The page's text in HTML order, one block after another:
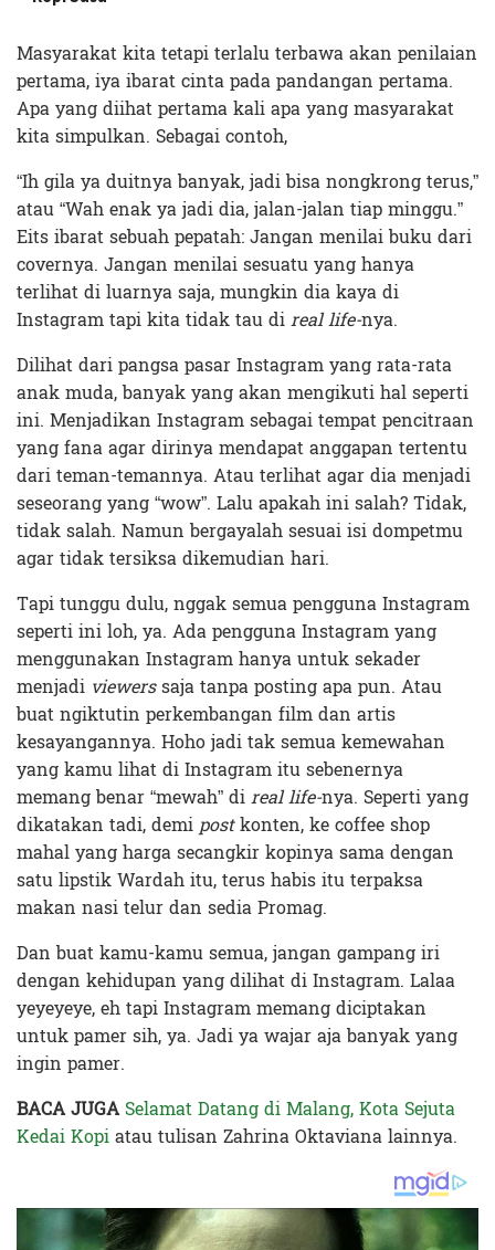
Masyarakat kita tetapi terlalu terbawa akan penilaian
pertama, iya ibarat cinta pada pandangan pertama.
Apa yang diihat pertama kali apa yang masyarakat
kita simpulkan. Sebagai contoh,
“Ih gila ya duitnya banyak, jadi bisa nongkrong terus,”
atau “Wah enak ya jadi dia, jalan-jalan tiap minggu.”
Eits ibarat sebuah pepatah: Jangan menilai buku dari
covernya. Jangan menilai sesuatu yang hanya
terlihat di luarnya saja, mungkin dia kaya di
Instagram tapi kita tidak tau direal life-nya.
Dilihat dari pangsa pasar Instagram yang rata-rata
anak muda, banyak yang akan mengikuti hal seperti
ini. Menjadikan Instagram sebagai tempat pencitraan
yang fana agar dirinya mendapat anggapan tertentu
dari teman-temannya. Atau terlihat agar dia menjadi
seseorang yang “wow”. Lalu apakah ini salah? Tidak,
tidak salah. Namun bergayalah sesuai isi dompetmu
agar tidak tersiksa dikemudian hari.
Tapi tunggu dulu, nggak semua pengguna Instagram
seperti ini loh, ya. Ada pengguna Instagram yang
menggunakan Instagram hanya untuk sekader
menjadi viewerssaja tanpa posting apa pun. Atau
buat ngiktutin perkembangan film dan artis
kesayangannya. Hoho jadi tak semua kemewahan
yang kamu lihat di Instagram itu sebenernya
memang benar “mewah” direal life-nya. Seperti yang
dikatakan tadi, demi postkonten, ke coffee shop
mahal yang harga secangkir kopinya sama dengan
satu lipstik Wardah itu, terus habis itu terpaksa
makan nasi telur dan sedia Promag.
Dan buat kamu-kamu semua, jangan gampang iri
dengan kehidupan yang dilihat di Instagram. Lalaa
yeyeyeye, eh tapi Instagram memang diciptakan
untuk pamer sih, ya. Jadi ya wajar aja banyak yang
ingin pamer.
BACA JUGA Selamat Datang di Malang, Kota Sejuta
Kedai Kopiatau tulisan Zahrina Oktaviana lainnya.